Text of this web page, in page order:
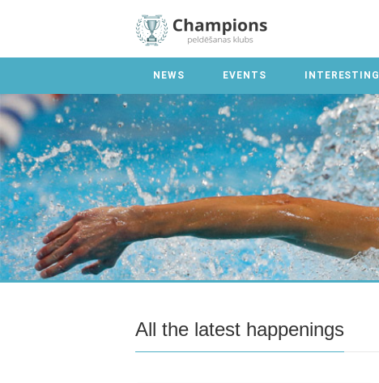
NEWS EVENTS INTERESTING
All the latest happenings